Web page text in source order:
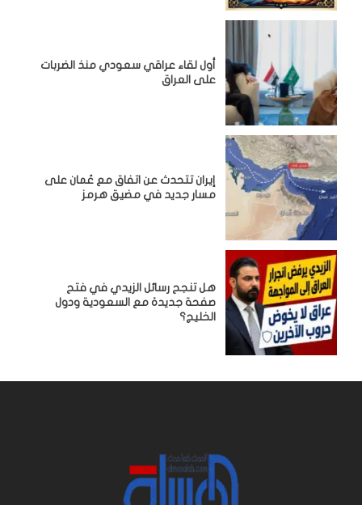
أول لقاء عراقي سعودي منذ الضربات
على العراق
إيران تتحدث عن اتفاق مع عُمان على
مسار جديد في مضيق هرمز
هل تنجح رسائل الزيدي في فتح
صفحة جديدة مع السعودية ودول
الخليج؟